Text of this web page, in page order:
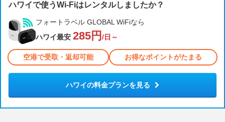
ハワイで使うWi-Fiはレンタルしましたか？
フォートラベル GLOBAL WiFiなら
ハワイ最安 285円 /日～
空港で受取・返却可能 お得なポイントがたまる
ハワイの料金プランを見る